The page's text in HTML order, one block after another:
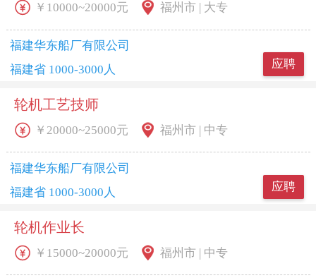
应聘
￥10000~20000元 福州市 | 大专
福建华东船厂有限公司
福建省 1000-3000人
轮机工艺技师
应聘
￥20000~25000元 福州市 | 中专
福建华东船厂有限公司
福建省 1000-3000人
轮机作业长
￥15000~20000元 福州市 | 中专